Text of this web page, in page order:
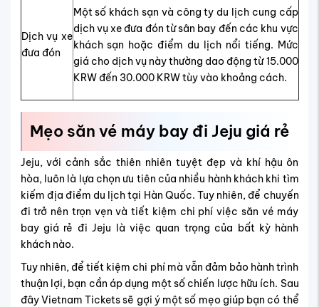
Dịch vụ xe
đưa đón
Một số khách sạn và công ty du lịch cung cấp
dịch vụ xe đưa đón từ sân bay đến các khu vực
khách sạn hoặc điểm du lịch nổi tiếng. Mức
giá cho dịch vụ này thường dao động từ 15.000
KRW đến 30.000 KRW tùy vào khoảng cách.
Mẹo săn vé máy bay đi Jeju giá rẻ
Jeju, với cảnh sắc thiên nhiên tuyệt đẹp và khí hậu ôn
hòa, luôn là lựa chọn ưu tiên của nhiều hành khách khi tìm
kiếm địa điểm du lịch tại Hàn Quốc. Tuy nhiên, để chuyến
đi trở nên trọn vẹn và tiết kiệm chi phí việc săn vé máy
bay giá rẻ đi Jeju là việc quan trọng của bất kỳ hành
khách nào.
Tuy nhiên, để tiết kiệm chi phí mà vẫn đảm bảo hành trình
thuận lợi, bạn cần áp dụng một số chiến lược hữu ích. Sau
đây Vietnam Tickets sẽ gợi ý một số mẹo giúp bạn có thể